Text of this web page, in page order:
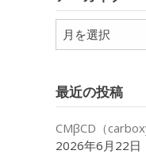
ア
ー
ブ
最近の投稿
CMβCD（
2026年6月22日